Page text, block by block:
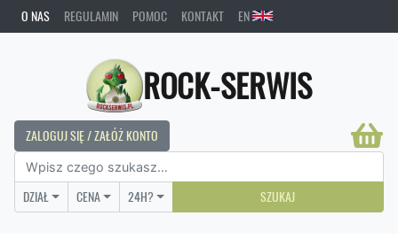
O NAS REGULAMIN POMOC KONTAKT EN
ROCK-SERWIS
ZALOGUJ SIĘ / ZAŁÓŻ KONTO
DZIAŁ CENA 24H? SZUKAJ